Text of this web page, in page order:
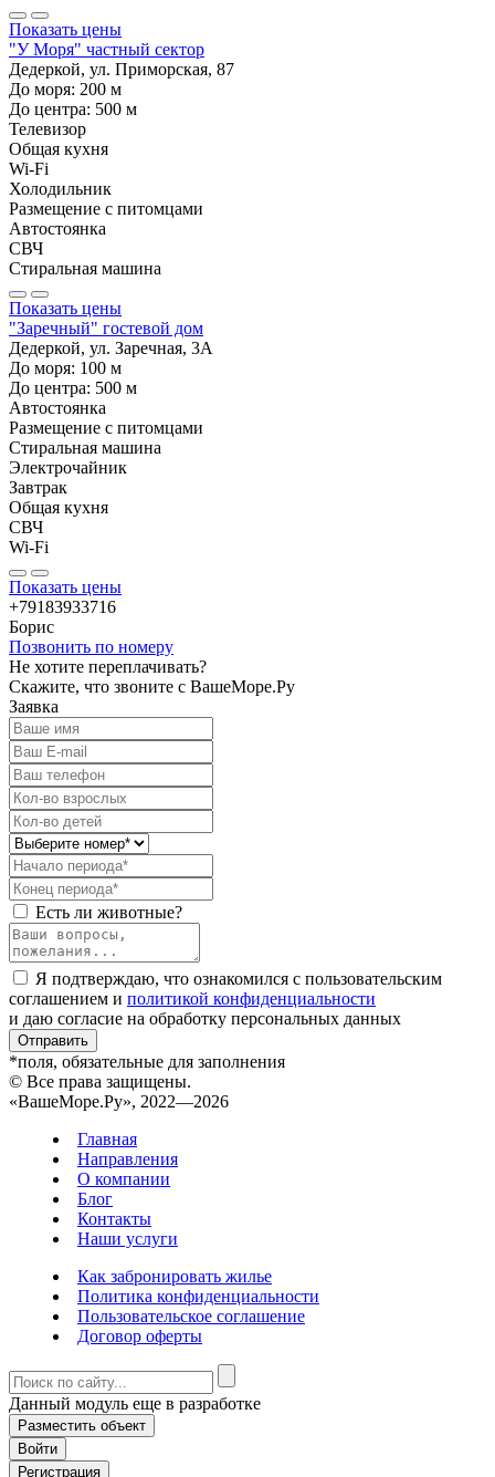
Показать цены
"У Моря" частный сектор
Дедеркой, ул. Приморская, 87
До моря: 200 м
До центра: 500 м
Телевизор
Общая кухня
Wi-Fi
Холодильник
Размещение с питомцами
Автостоянка
СВЧ
Стиральная машина
Показать цены
"Заречный" гостевой дом
Дедеркой, ул. Заречная, 3А
До моря: 100 м
До центра: 500 м
Автостоянка
Размещение с питомцами
Стиральная машина
Электрочайник
Завтрак
Общая кухня
СВЧ
Wi-Fi
Показать цены
+79183933716
Борис
Позвонить по номеру
Не хотите переплачивать?
Скажите, что звоните с ВашеМоре.Ру
Заявка
Есть ли животные?
Я подтверждаю, что ознакомился с пользовательским
соглашением и политикой конфиденциальности
и даю согласие на обработку персональных данных
Отправить
*поля, обязательные для заполнения
© Все права защищены.
«ВашеМоре.Ру», 2022—2026
Главная
Направления
О компании
Блог
Контакты
Наши услуги
Как забронировать жилье
Политика конфиденциальности
Пользовательское соглашение
Договор оферты
Данный модуль еще в разработке
Разместить объект
Войти
Регистрация